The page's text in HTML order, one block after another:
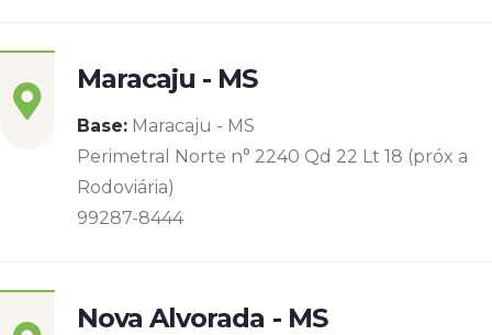
Maracaju - MS
Base: Maracaju - MS
Perimetral Norte n° 2240 Qd 22 Lt 18 (próx a
Rodoviária)
99287-8444
Nova Alvorada - MS